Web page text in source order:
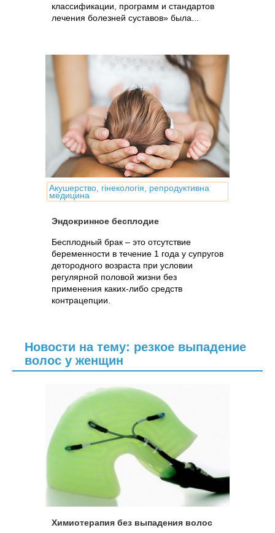
классификации, программ и стандартов
лечения болезней суставов» была...
Акушерство, гінекологія, репродуктивна
медицина
Эндокринное бесплодие
Бесплодный брак – это отсутствие
беременности в течение 1 года у супругов
детородного возраста при условии
регулярной половой жизни без
применения каких-либо средств
контрацепции.
Новости на тему: резкое выпадение
волос у женщин
Химиотерапия без выпадения волос